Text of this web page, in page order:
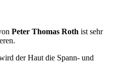
Peter Thomas Roth ist sehr
der Haut die Spann- und